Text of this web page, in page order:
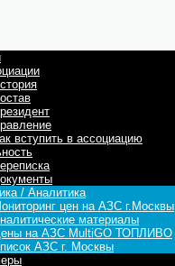
вступить в ассоциацию
/ Аналитика
цен на АЗС г.Москвы
материалы
на АЗС MultiGO ТОПЛИВО
АЗС г. Москвы